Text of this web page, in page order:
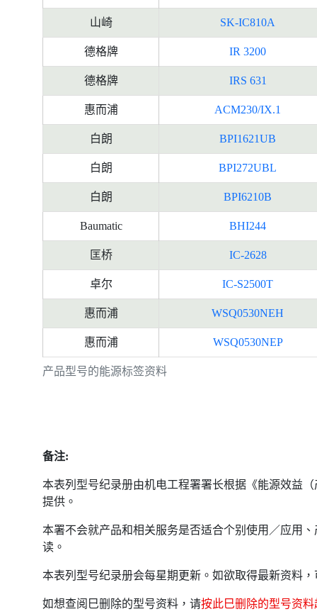
产品型号的能源标签资料
山崎 SK-IC810A
德格牌 IR 3200
德格牌 IRS 631
惠而浦 ACM230/IX.1
白朗 BPI1621UB
白朗 BPI272UBL
白朗 BPI6210B
Baumatic BHI244
匡桥 IC-2628
卓尔 IC-S2500T
惠而浦 WSQ0530NEH
惠而浦 WSQ0530NEP
备注:
本表列型号纪录册由机电工程署署长根据《能源效益
提供。
本署不会就产品和相关服务是否适合个别使用／应用
读。
本表列型号纪录册会每星期更新。如欲取得最新资料
如想查阅巳删除的型号资料，请按此巳删除的型号资料